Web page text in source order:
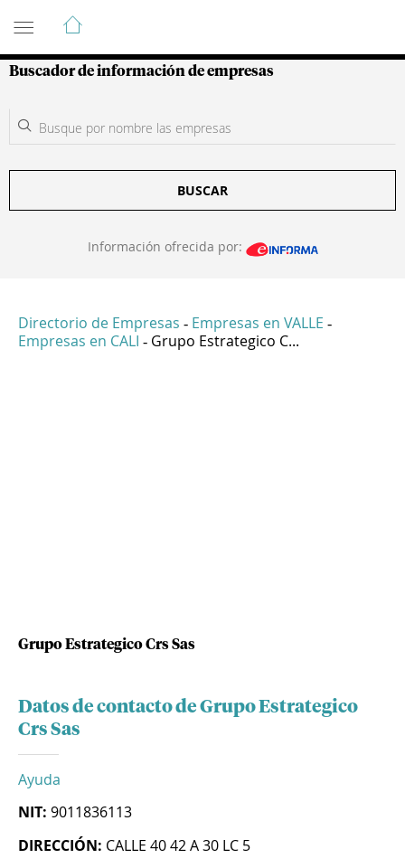
Guía de Empresas Colombianas
Buscador de información de empresas
BUSCAR
Información ofrecida por:
Directorio de Empresas - Empresas en VALLE -
Empresas en CALI - Grupo Estrategico C...
Grupo Estrategico Crs Sas
Datos de contacto de Grupo Estrategico
Crs Sas
Ayuda
NIT: 9011836113
DIRECCIÓN: CALLE 40 42 A 30 LC 5